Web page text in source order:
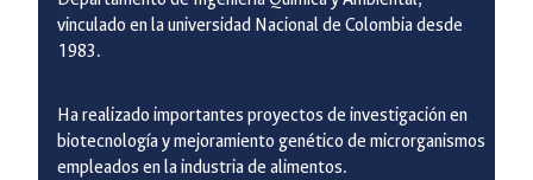
vinculado en la universidad Nacional de Colombia desde
1983.
Ha realizado importantes proyectos de investigación en
biotecnología y mejoramiento genético de microrganismos
empleados en la industria de alimentos.